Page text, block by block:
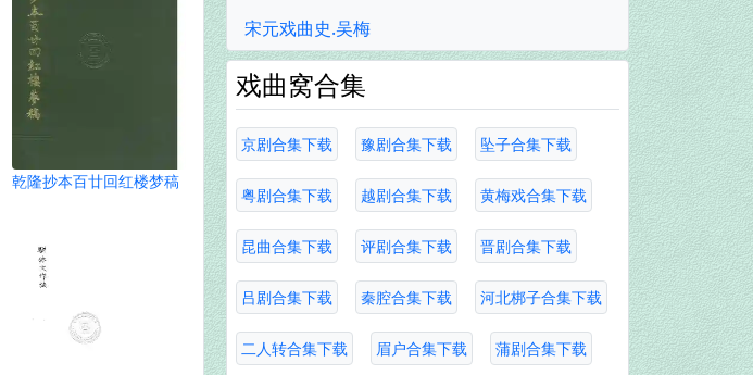
乾隆抄本百廿回红楼梦稿
宋元戏曲史.吴梅
戏曲窝合集
京剧合集下载 豫剧合集下载 坠子合集下载
粤剧合集下载 越剧合集下载 黄梅戏合集下载
昆曲合集下载 评剧合集下载 晋剧合集下载
吕剧合集下载 秦腔合集下载 河北梆子合集下载
二人转合集下载 眉户合集下载 蒲剧合集下载